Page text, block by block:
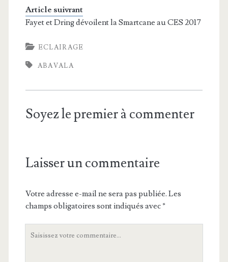
Article suivrant
Fayet et Dring dévoilent la Smartcane au CES 2017
ECLAIRAGE
ABAVALA
Soyez le premier à commenter
Laisser un commentaire
Votre adresse e-mail ne sera pas publiée. Les
champs obligatoires sont indiqués avec*